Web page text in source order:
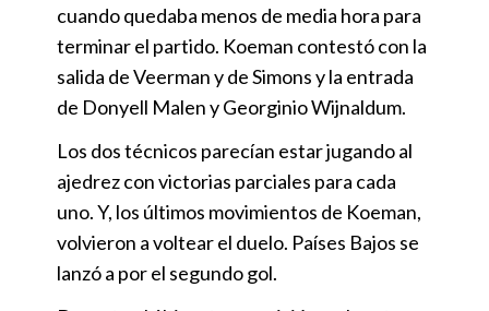
cuando quedaba menos de media hora para
terminar el partido. Koeman contestó con la
salida de Veerman y de Simons y la entrada
de Donyell Malen y Georginio Wijnaldum.
Los dos técnicos parecían estar jugando al
ajedrez con victorias parciales para cada
uno. Y, los últimos movimientos de Koeman,
volvieron a voltear el duelo. Países Bajos se
lanzó a por el segundo gol.